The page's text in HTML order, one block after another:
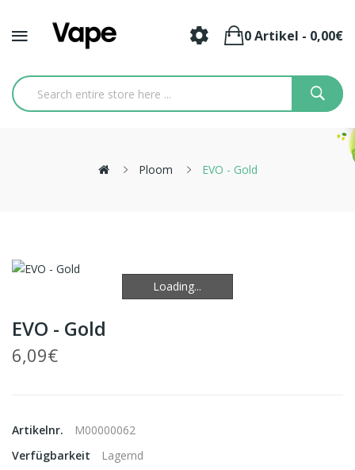
0 Artikel - 0,00€
Ploom EVO - Gold
Loading...
Loading...
EVO - Gold
6,09€
Artikelnr.
M00000062
Verfügbarkeit
Lagernd